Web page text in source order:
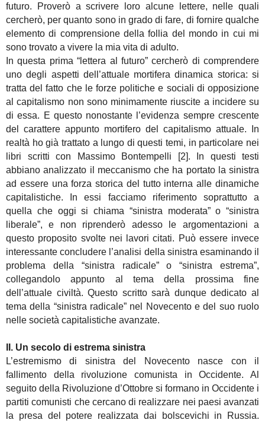
futuro. Proverò a scrivere loro alcune lettere, nelle quali
cercherò, per quanto sono in grado di fare, di fornire qualche
elemento di comprensione della follia del mondo in cui mi
sono trovato a vivere la mia vita di adulto.
In questa prima “lettera al futuro” cercherò di comprendere
uno degli aspetti dell’attuale mortifera dinamica storica: si
tratta del fatto che le forze politiche e sociali di opposizione
al capitalismo non sono minimamente riuscite a incidere su
di essa. E questo nonostante l’evidenza sempre crescente
del carattere appunto mortifero del capitalismo attuale. In
realtà ho già trattato a lungo di questi temi, in particolare nei
libri scritti con Massimo Bontempelli [2]. In questi testi
abbiano analizzato il meccanismo che ha portato la sinistra
ad essere una forza storica del tutto interna alle dinamiche
capitalistiche. In essi facciamo riferimento soprattutto a
quella che oggi si chiama “sinistra moderata” o “sinistra
liberale”, e non riprenderò adesso le argomentazioni a
questo proposito svolte nei lavori citati. Può essere invece
interessante concludere l’analisi della sinistra esaminando il
problema della “sinistra radicale” o “sinistra estrema”,
collegandolo appunto al tema della prossima fine
dell’attuale civiltà. Questo scritto sarà dunque dedicato al
tema della “sinistra radicale” nel Novecento e del suo ruolo
nelle società capitalistiche avanzate.
II. Un secolo di estrema sinistra
L’estremismo di sinistra del Novecento nasce con il
fallimento della rivoluzione comunista in Occidente. Al
seguito della Rivoluzione d’Ottobre si formano in Occidente i
partiti comunisti che cercano di realizzare nei paesi avanzati
la presa del potere realizzata dai bolscevichi in Russia.